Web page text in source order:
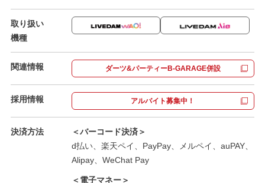
取り扱い
機種
決済方法
＜バーコード決済＞
d払い、楽天ペイ、PayPay、メルペイ、auPAY、
Alipay、WeChat Pay
＜電子マネー＞
関連情報 ダーツ&パーティーB-GARAGE併設
採用情報 アルバイト募集中！